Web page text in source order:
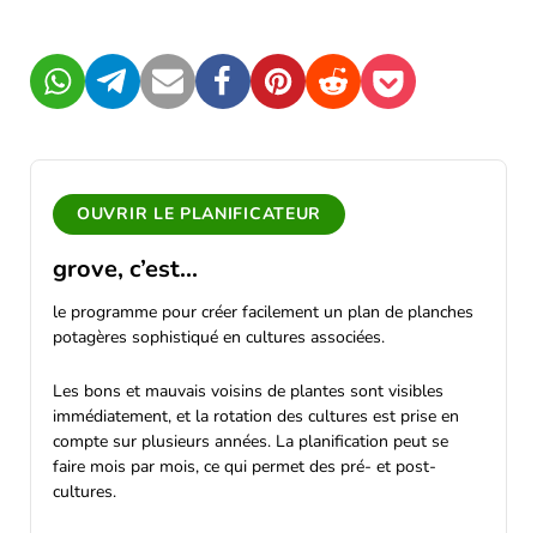
WhatsAppTelegramMail FacebookPinterestRedditPocket
OUVRIR LE PLANIFICATEUR
grove, c’est...
le programme pour créer facilement un plan de planches
potagères sophistiqué en cultures associées.
Les bons et mauvais voisins de plantes sont visibles
immédiatement, et la rotation des cultures est prise en
compte sur plusieurs années. La planification peut se
faire mois par mois, ce qui permet des pré- et post-
cultures.